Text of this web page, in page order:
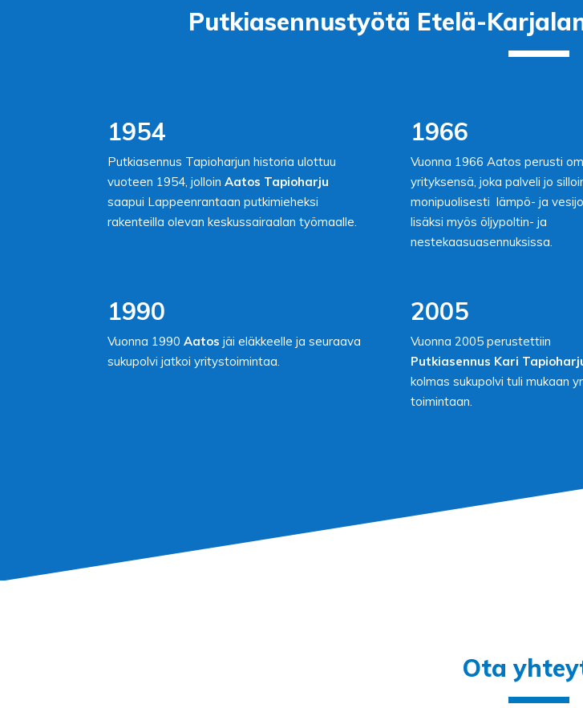
Putkiasennustyötä Etelä-
1954
Putkiasennus Tapioharjun historia ulottuu
vuoteen 1954, jolloinAatos Tapioharju
saapui Lappeenrantaan putkimieheksi
rakenteilla olevan keskussairaalan työmaalle.
1966
Vuonna 1966 Aatos perusti
yrityksensä, joka palveli jo
monipuolisesti lämpö- ja
lisäksi myös öljypoltin- ja
nestekaasuasennuksissa.
1990
Vuonna 1990Aatos jäi eläkkeelle ja seuraava
sukupolvi jatkoi yritystoimintaa.
2005
Vuonna 2005 perustettiin
Putkiasennus Kari
kolmas sukupolvi tuli mukaan
toimintaan.
Ota